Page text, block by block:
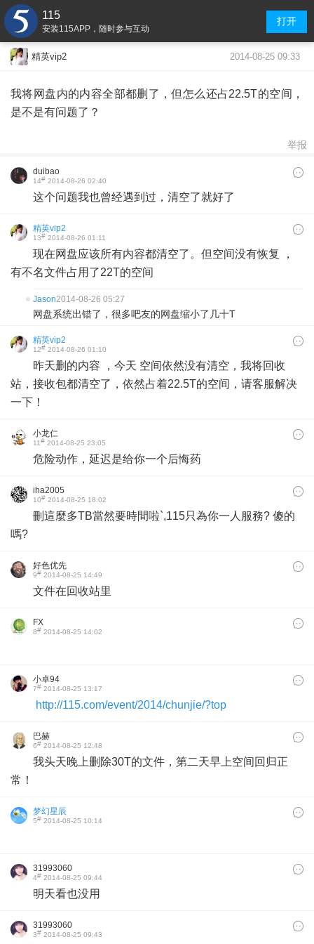
115
安装115APP，随时参与互动
打开
精英vip2 2014-08-25 09:33
我将网盘内的内容全部都删了，但怎么还占22.5T的空间，
是不是有问题了？
举报
duibao
14# 2014-08-26 02:40
这个问题我也曾经遇到过，清空了就好了
精英vip2
13# 2014-08-26 01:11
现在网盘应该所有内容都清空了。但空间没有恢复 ，
有不名文件占用了22T的空间
Jason2014-08-26 05:27
网盘系统出错了，很多吧友的网盘缩小了几十T
精英vip2
12# 2014-08-26 01:10
昨天删的内容 ，今天 空间依然没有清空，我将回收
站，接收包都清空了，依然占着22.5T的空间，请客服解决
一下！
小龙仁
11# 2014-08-25 23:05
危险动作，延迟是给你一个后悔药
iha2005
10# 2014-08-25 18:02
刪這麼多TB當然要時間啦`,115只為你一人服務? 傻的
嗎?
好色优先
9# 2014-08-25 14:49
文件在回收站里
FX
8# 2014-08-25 14:02
小卓94
7# 2014-08-25 13:17
http://115.com/event/2014/chunjie/?top
巴赫
6# 2014-08-25 12:48
我头天晚上删除30T的文件，第二天早上空间回归正
常！
梦幻星辰
5# 2014-08-25 10:14
31993060
4# 2014-08-25 09:44
明天看也没用
31993060
3# 2014-08-25 09:43